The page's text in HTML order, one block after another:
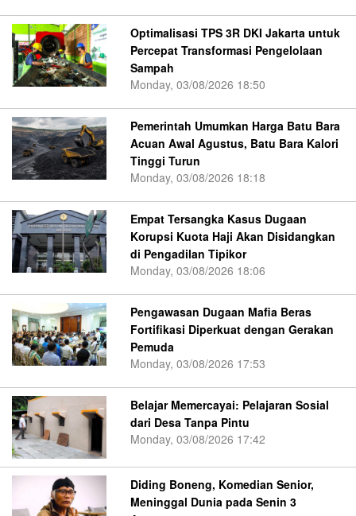
Optimalisasi TPS 3R DKI Jakarta untuk
Percepat Transformasi Pengelolaan
Sampah
Monday, 03/08/2026 18:50
Pemerintah Umumkan Harga Batu Bara
Acuan Awal Agustus, Batu Bara Kalori
Tinggi Turun
Monday, 03/08/2026 18:18
Empat Tersangka Kasus Dugaan
Korupsi Kuota Haji Akan Disidangkan
di Pengadilan Tipikor
Monday, 03/08/2026 18:06
Pengawasan Dugaan Mafia Beras
Fortifikasi Diperkuat dengan Gerakan
Pemuda
Monday, 03/08/2026 17:53
Belajar Memercayai: Pelajaran Sosial
dari Desa Tanpa Pintu
Monday, 03/08/2026 17:42
Diding Boneng, Komedian Senior,
Meninggal Dunia pada Senin 3